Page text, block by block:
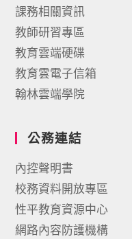
課務相關資訊
教師研習專區
教育雲端硬碟
教育雲電子信箱
翰林雲端學院
公務連結
內控聲明書
校務資料開放專區
性平教育資源中心
網路內容防護機構